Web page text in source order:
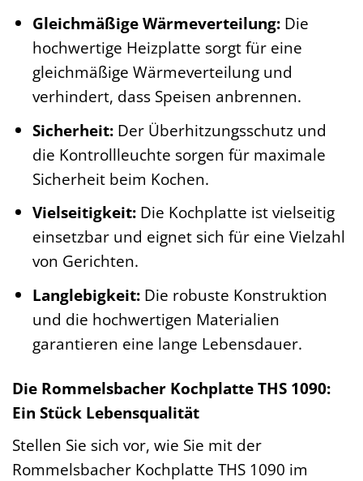
Gleichmäßige Wärmeverteilung:Die
hochwertige Heizplatte sorgt für eine
gleichmäßige Wärmeverteilung und
verhindert, dass Speisen anbrennen.
Sicherheit:Der Überhitzungsschutz und
die Kontrollleuchte sorgen für maximale
Sicherheit beim Kochen.
Vielseitigkeit:Die Kochplatte ist vielseitig
einsetzbar und eignet sich für eine Vielzahl
von Gerichten.
Langlebigkeit:Die robuste Konstruktion
und die hochwertigen Materialien
garantieren eine lange Lebensdauer.
Die Rommelsbacher Kochplatte THS 1090:
Ein Stück Lebensqualität
Stellen Sie sich vor, wie Sie mit der
Rommelsbacher Kochplatte THS 1090 im